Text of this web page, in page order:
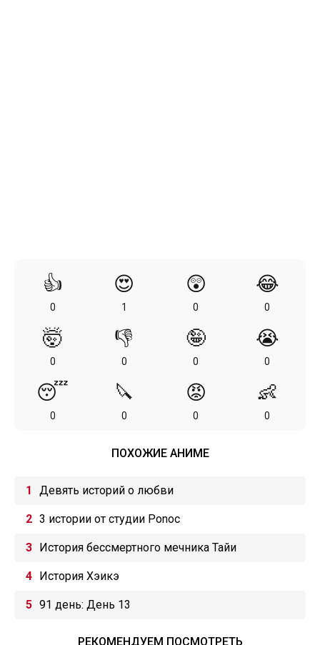
👍
0
😍
1
😲
0
😂
0
🤯
0
👎
0
🤪
0
😭
0
😴
0
🔪
0
😡
0
👶
0
ПОХОЖИЕ АНИМЕ
Девять историй о любви
3 истории от студии Ponoc
История бессмертного мечника Тайи
История Хэикэ
91 день: День 13
РЕКОМЕНДУЕМ ПОСМОТРЕТЬ